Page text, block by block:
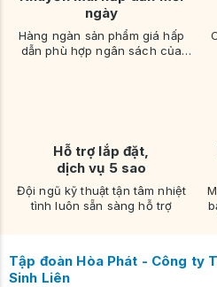
Kích thước bàn: Rộng 60 cm ×
Kích thước gương : Cao 65 cm
Ngăn kéo & khoang
: 1 ngăn kéo +
Ghế đôn: Cao 40 cm × Rộng 40
Ưu Điểm & Ứng Dụng
không gian.
Bàn trang điểm thông minh:
ngày
Hàng ngàn sản phẩm giá hấp
dẫn phù hợp ngân sách của
Hỗ trợ lắp đặt,
dịch vụ 5 sao
Đội ngũ kỹ thuật tận tâm nhiệt
tình luôn sẵn sàng hỗ trợ
Tập đoàn Hòa Phát - Công ty
Sinh Liên